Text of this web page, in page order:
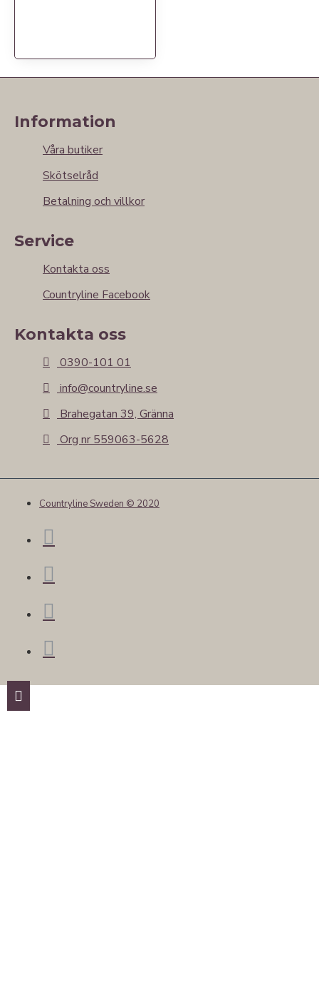
Information
Våra butiker
Skötselråd
Betalning och villkor
Service
Kontakta oss
Countryline Facebook
Kontakta oss
0390-101 01
info@countryline.se
Brahegatan 39, Gränna
Org nr 559063-5628
Countryline Sweden © 2020